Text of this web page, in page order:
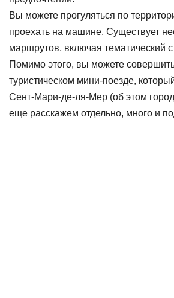
Вы можете прогуляться по
проехать на машине. Существует
маршрутов, включая тематический
Помимо этого, вы можете
туристическом мини-поезде,
Сент-Мари-де-ля-Мер (об этом
еще расскажем отдельно, много и